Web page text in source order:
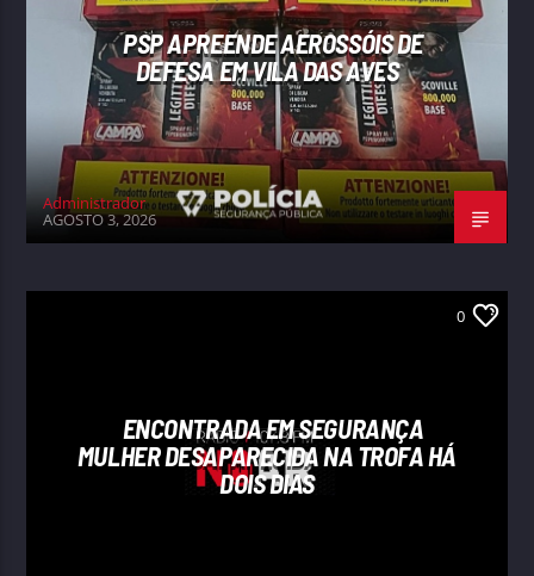
PSP APREENDE AEROSSÓIS DE
DEFESA EM VILA DAS AVES
Administrador
AGOSTO 3, 2026
0
ENCONTRADA EM SEGURANÇA
MULHER DESAPARECIDA NA TROFA HÁ
DOIS DIAS